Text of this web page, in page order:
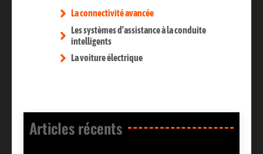
La connectivité avancée
Les systèmes d’assistance à la conduite
intelligents
La voiture électrique
Articles récents​